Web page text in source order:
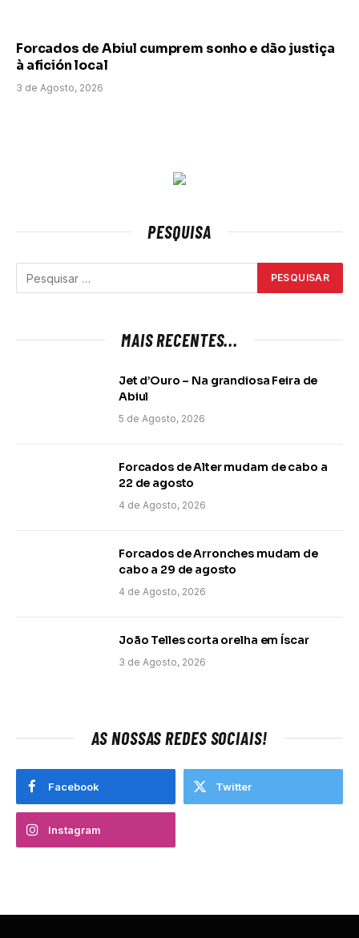
Forcados de Abiul cumprem sonho e dão justiça
à afición local
3 de Agosto, 2026
PESQUISA
MAIS RECENTES...
Jet d’Ouro – Na grandiosa Feira de
Abiul
5 de Agosto, 2026
Forcados de Alter mudam de cabo a
22 de agosto
4 de Agosto, 2026
Forcados de Arronches mudam de
cabo a 29 de agosto
4 de Agosto, 2026
João Telles corta orelha em Íscar
3 de Agosto, 2026
AS NOSSAS REDES SOCIAIS!
Facebook Twitter
Instagram